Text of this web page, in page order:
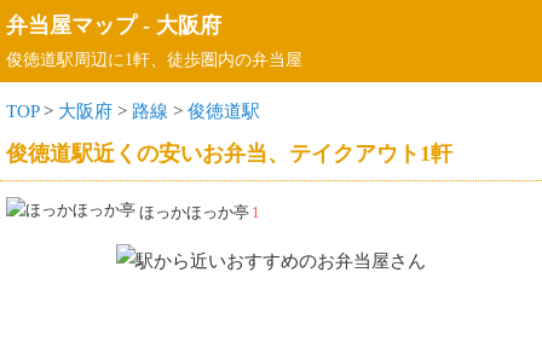
弁当屋マップ- 大阪府
俊徳道駅周辺に1軒、徒歩圏内の弁当屋
TOP> 大阪府 > 路線 > 俊徳道駅
俊徳道駅近くの安いお弁当、テイクアウト1軒
ほっかほっか亭 1